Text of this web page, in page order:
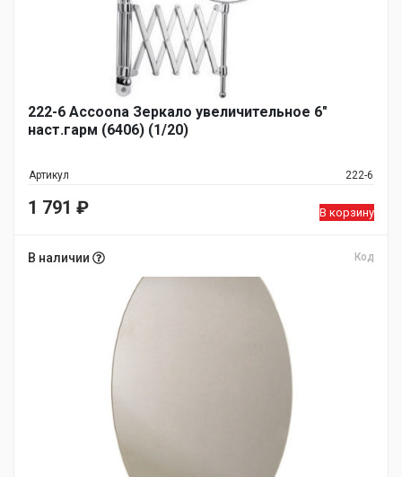
222-6 Accoona Зеркало увеличительное 6"
наст.гарм (6406) (1/20)
Артикул 222-6
1 791 ₽ В корзину
В наличии Код